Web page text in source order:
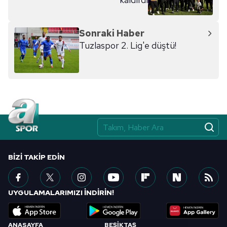
kılınması ve kişiselleştirilmesi ve sizlere yönelik
reklam/pazarlama faaliyetlerinin yapılması, amaçlarıyla
sınırlı olarak açık rızanız dahilinde kullanılacaktır.
Çerezlere ilişkin tercihlerinizi aşağıda yer alan panel
vasıtasıyla belirleyebilirsiniz. Çerezlere ilişkin detaylı bilgi
6698 sayılı Kişisel Verilerin Korunması Kanunu uyarınca
hazırlanmış Aydınlatma Metnimizi okumak ve sitemizde
ilgili mevzuata uygun olarak kullanılan çerezlerle ilgili bilgi
almak için lütfen
Sonraki Haber
Tuzlaspor 2. Lig'e düştü!
ANASAYFA BEŞİKTAŞ
BIZI TAKIP EDIN
UYGULAMALARIMIZI İNDİRİN!